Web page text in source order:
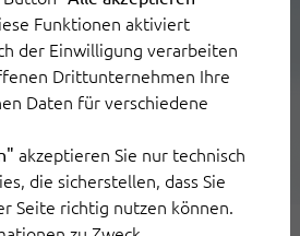
Funktionen aktiviert
der Einwilligung verarbeiten
Drittunternehmen Ihre
Daten für verschiedene
akzeptieren Sie nur technisch
die sicherstellen, dass Sie
Seite richtig nutzen können.